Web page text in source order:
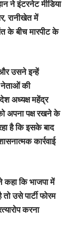
ने इंटरनेट मीडिया
रानीखेत में
के बीच मारपीट के
और उसने इन्हें
नेताओं की
अध्यक्ष महेंद्र
अपना पक्ष रखने के
है कि इसके बाद
कार्रवाई
कहा कि भाजपा में
उसे पार्टी फोरम
करना